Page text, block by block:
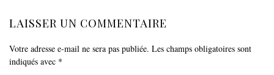
LAISSER UN COMMENTAIRE
Votre adresse e-mail ne sera pas publiée. Les champs obligatoires sont
indiqués avec *